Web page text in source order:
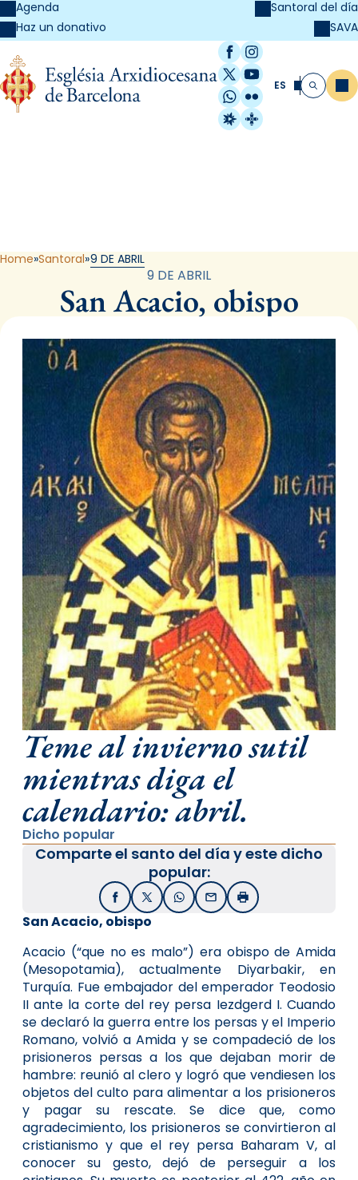
Agenda
Haz un donativo
Santoral del día
SAVA
Facebook
Instagram
X / Twitter
YouTube
WhatsApp
Flickr
Radio Estel
Catalunya
ES Buscar
Home Santoral 9 DE ABRIL
9 DE ABRIL
San Acacio, obispo
Teme al invierno sutil
mientras diga el
calendario: abril.
Dicho popular
Comparte el santo del día y este dicho
popular:
FacebookX / TwitterWhatsApp
EmailImprimir
San Acacio, obispo
Acacio (“que no es malo”) era obispo de Amida
(Mesopotamia), actualmente Diyarbakir, en
Turquía. Fue embajador del emperador Teodosio
II ante la corte del rey persa Iezdgerd I. Cuando
se declaró la guerra entre los persas y el Imperio
Romano, volvió a Amida y se compadeció de los
prisioneros persas a los que dejaban morir de
hambre: reunió al clero y logró que vendiesen los
objetos del culto para alimentar a los prisioneros
y pagar su rescate. Se dice que, como
agradecimiento, los prisioneros se convirtieron al
cristianismo y que el rey persa Baharam V, al
conocer su gesto, dejó de perseguir a los